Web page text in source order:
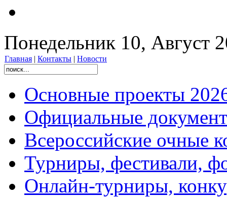
Понедельник 10, Август
Главная | Контакты | Новости
Основные проекты
Официальные
Всероссийские очные
Турниры, фестивали,
Онлайн-турниры,